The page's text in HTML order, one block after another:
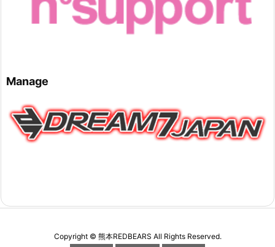
Manage
Copyright © 熊本REDBEARS All Rights Reserved.